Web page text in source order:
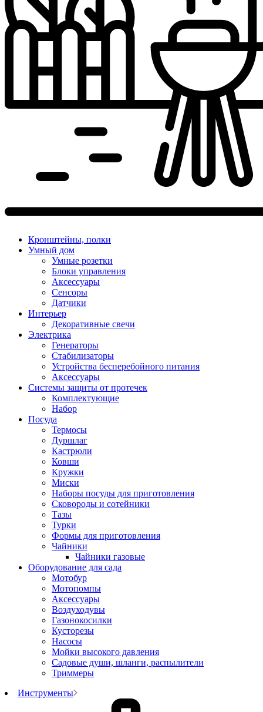
Кронштейны, полки
Умный дом
Умные розетки
Блоки управления
Аксессуары
Сенсоры
Датчики
Интерьер
Декоративные свечи
Электрика
Генераторы
Стабилизаторы
Устройства бесперебойного питания
Аксессуары
Системы защиты от протечек
Комплектующие
Набор
Посуда
Термосы
Дуршлаг
Кастрюли
Ковши
Кружки
Миски
Наборы посуды для приготовления
Сковороды и сотейники
Тазы
Турки
Формы для приготовления
Чайники
Чайники газовые
Оборудование для сада
Мотобур
Мотопомпы
Аксессуары
Воздуходувы
Газонокосилки
Кусторезы
Насосы
Мойки высокого давления
Садовые души, шланги, распылители
Триммеры
Инструменты